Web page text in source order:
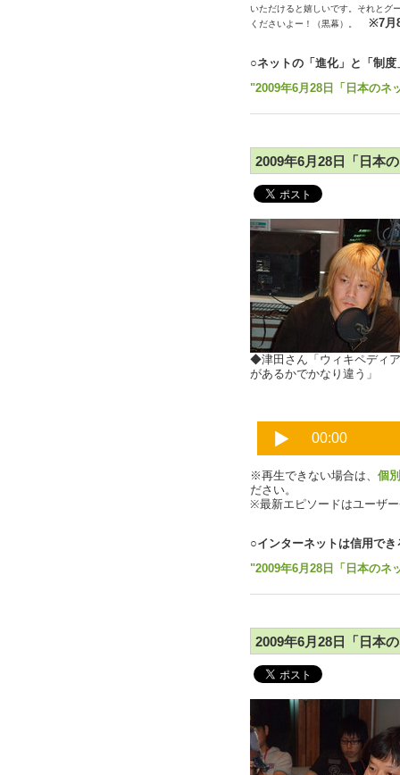
いただけると嬉しいです。それとグ
くださいよー！（黒幕）。
※7月
○ネットの「進化」と「制
"2009年6月28日「日本のネ
2009年6月28日「日本
◆津田さん「ウィキペディ
があるかでかなり違う」
※再生できない場合は、 個
ださい。
※最新エピソードはユーザ
○インターネットは信用でき
"2009年6月28日「日本のネ
2009年6月28日「日本